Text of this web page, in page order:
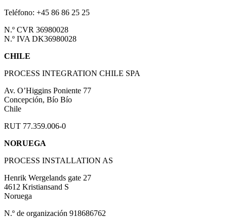
Teléfono: +45 86 86 25 25
N.º CVR 36980028
N.º IVA DK36980028
CHILE
PROCESS INTEGRATION CHILE SPA
Av. O’Higgins Poniente 77
Concepción, Bío Bío
Chile
RUT 77.359.006-0
NORUEGA
PROCESS INSTALLATION AS
Henrik Wergelands gate 27
4612 Kristiansand S
Noruega
N.º de organización 918686762